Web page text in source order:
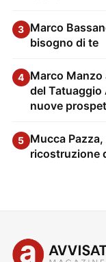
3 Marco
bisogno di te
4 Marco Manzo
del
nuove
5 Mucca
ricostruzione